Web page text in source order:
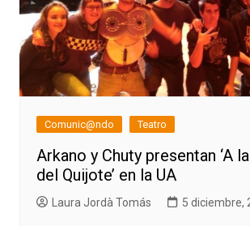
Comunic@ndo Teatro
Arkano y Chuty presentan ‘A
del Quijote’ en la UA
Laura Jordà Tomás 5 diciembre,